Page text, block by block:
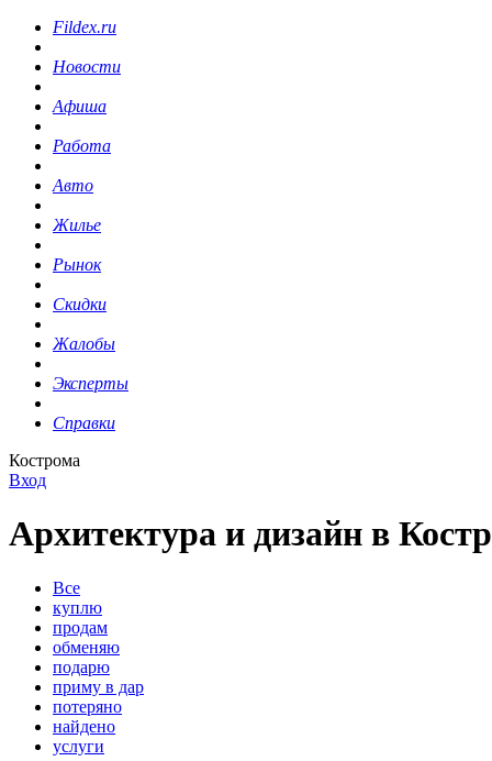
Fildex.ru
Новости
Афиша
Работа
Авто
Жилье
Рынок
Скидки
Жалобы
Эксперты
Справки
Кострома
Вход
Архитектура и дизайн в
Все
куплю
продам
обменяю
подарю
приму в дар
потеряно
найдено
услуги